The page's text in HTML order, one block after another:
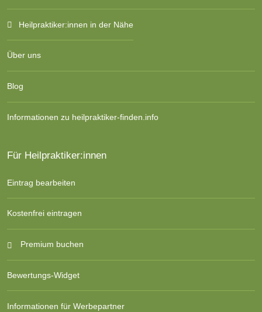
Heilpraktiker:innen in der Nähe
Über uns
Blog
Informationen zu heilpraktiker-finden.info
Für Heilpraktiker:innen
Eintrag bearbeiten
Kostenfrei eintragen
Premium buchen
Bewertungs-Widget
Informationen für Werbepartner